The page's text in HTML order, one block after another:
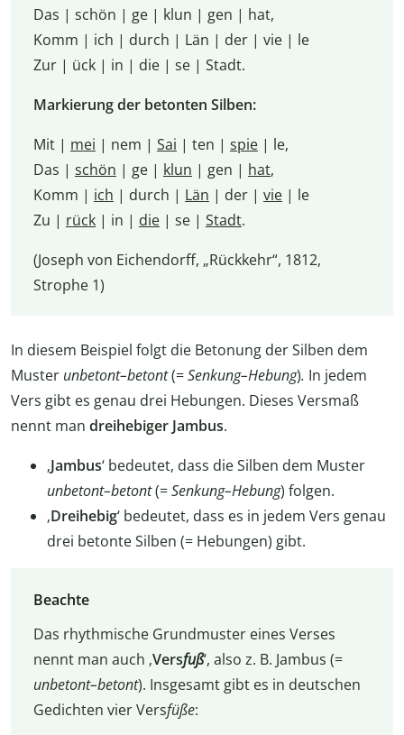
Das | schön | ge | klun | gen | hat,
Komm | ich | durch | Län | der | vie | le
Zur | ück | in | die | se | Stadt.
Markierung der betonten Silben:
Mit | mei | nem | Sai | ten | spie| le,
Das | schön | ge | klun | gen | hat,
Komm | ich | durch | Län | der | vie| le
Zu | rück| in | die| se | Stadt.
(Joseph von Eichendorff, „Rückkehr“, 1812,
Strophe 1)
In diesem Beispiel folgt die Betonung der Silben dem
Muster unbetont–betont(=Senkung–Hebung). In jedem
Vers gibt es genau drei Hebungen. Dieses Versmaß
nennt man dreihebiger Jambus.
‚Jambus‘ bedeutet, dass die Silben dem Muster
unbetont–betont(=Senkung–Hebung) folgen.
‚Dreihebig‘ bedeutet, dass es in jedem Vers genau
drei betonte Silben (= Hebungen) gibt.
Beachte
Das rhythmische Grundmuster eines Verses
nennt man auch ‚Versfuß‘, also z. B. Jambus (=
unbetont–betont). Insgesamt gibt es in deutschen
Gedichten vier Versfüße: